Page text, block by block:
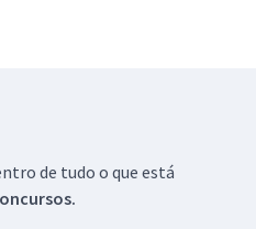
de tudo o que está